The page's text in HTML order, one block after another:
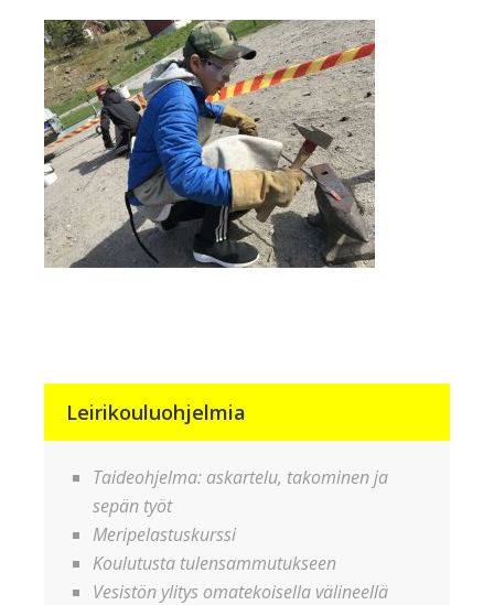
Leirikouluohjelmia
Taideohjelma: askartelu, takominen ja
sepän työt
Meripelastuskurssi
Koulutusta tulensammutukseen
Vesistön ylitys omatekoisella välineellä